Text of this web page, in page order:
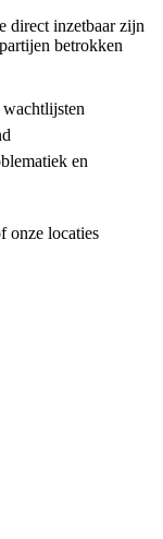
direct inzetbaar zijn
betrokken
en
onze locaties